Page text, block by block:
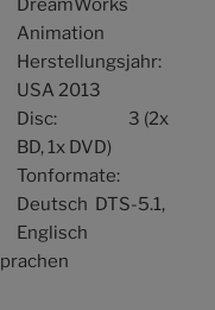
DreamWorks
Animation
Herstellungsjahr:
USA 2013
Disc: 3 (2x
BD, 1x DVD)
Tonformate:
Deutsch DTS-5.1,
Englisch